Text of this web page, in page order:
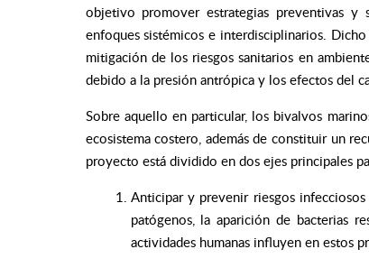
objetivo promover estrategias preventivas y
enfoques sistémicos e interdisciplinarios.
mitigación de los riesgos sanitarios en
debido a la presión antrópica y los efectos del
Sobre aquello en particular, los bivalvos
ecosistema costero, además de constituir un
proyecto está dividido en dos ejes principales
Anticipar y prevenir riesgos
patógenos, la aparición de bacterias
actividades humanas influyen en estos